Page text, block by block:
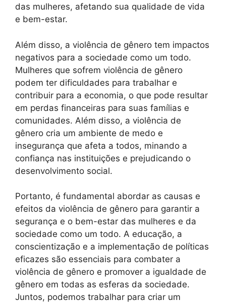
das mulheres, afetando sua qualidade de vida
e bem-estar.
Além disso, a violência de gênero tem impactos
negativos para a sociedade como um todo.
Mulheres que sofrem violência de gênero
podem ter dificuldades para trabalhar e
contribuir para a economia, o que pode resultar
em perdas financeiras para suas famílias e
comunidades. Além disso, a violência de
gênero cria um ambiente de medo e
insegurança que afeta a todos, minando a
confiança nas instituições e prejudicando o
desenvolvimento social.
Portanto, é fundamental abordar as causas e
efeitos da violência de gênero para garantir a
segurança e o bem-estar das mulheres e da
sociedade como um todo. A educação, a
conscientização e a implementação de políticas
eficazes são essenciais para combater a
violência de gênero e promover a igualdade de
gênero em todas as esferas da sociedade.
Juntos, podemos trabalhar para criar um